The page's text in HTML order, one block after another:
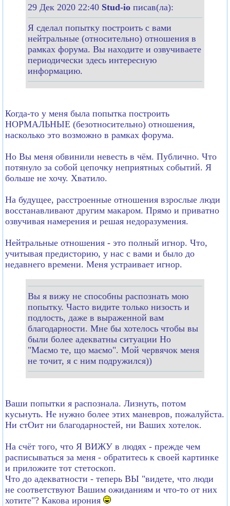
29 Дек 2020 22:40 Stud-io писав(ла):
Я сделал попытку построить с вами
нейтральные (относительно) отношения в
рамках форума. Вы находите и озвучиваете
периодически здесь интересную
информацию.
Когда-то у меня была попытка построить
НОРМАЛЬНЫЕ (безотносительно) отношения,
насколько это возможно в рамках форума.
Но Вы меня обвинили невесть в чём. Публично. Что
потянуло за собой цепочку неприятных событий. Я
больше не хочу. Хватило.
На будущее, расстроенные отношения взрослые люди
восстанавливают другим макаром. Прямо и приватно
озвучивая намерения и решая недоразумения.
Нейтральные отношения - это полный игнор. Что,
учитывая предисторию, у нас с вами и было до
недавнего времени. Меня устраивает игнор.
Вы я вижу не способны распознать мою
попытку. Часто видите только низость и
подлость, даже в выраженной вам
благодарности. Мне бы хотелось чтобы вы
были более адекватны ситуации Но
"Маємо те, що маємо". Мой червячок меня
не точит, я с ним подружился))
Ваши попытки я распознала. Лизнуть, потом
кусьнуть. Не нужно болеe этих маневров, пожалуйста.
Ни стОит ни благодарностей, ни Ваших хотелок.
На счёт того, что Я ВИЖУ в людях - прежде чем
расписываться за меня - обратитесь к своей картинке
и приложите тот стетоскоп.
Что до адекватности - теперь ВЫ "видете, что люди
не соответствуют Вашим ожиданиям и что-то от них
хотите"? Какова ирония